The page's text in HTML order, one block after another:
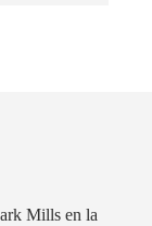
Mills en la